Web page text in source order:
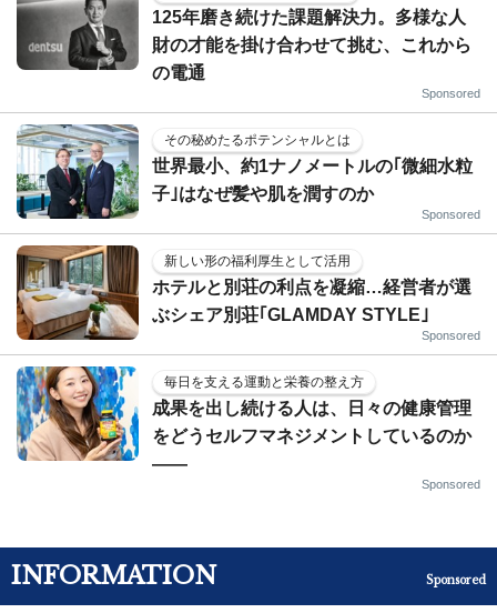
125年磨き続けた課題解決力。多様な人
財の才能を掛け合わせて挑む、これから
の電通
Sponsored
その秘めたるポテンシャルとは
世界最小、約1ナノメートルの｢微細水粒
子｣はなぜ髪や肌を潤すのか
Sponsored
新しい形の福利厚生として活用
ホテルと別荘の利点を凝縮…経営者が選
ぶシェア別荘｢GLAMDAY STYLE｣
Sponsored
毎日を支える運動と栄養の整え方
成果を出し続ける人は、日々の健康管理
をどうセルフマネジメントしているのか
——
Sponsored
INFORMATION Sponsored